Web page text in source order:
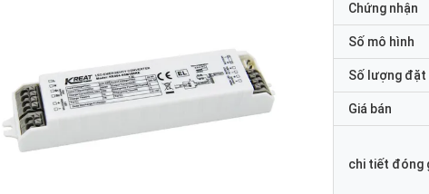
Chứng nhận
Số mô hình
Số lượng đặt
Giá bán
chi tiết đóng